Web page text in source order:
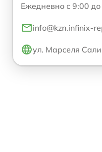
Ежедневно с 9:00
info@kzn.infinix-
ул. Марселя